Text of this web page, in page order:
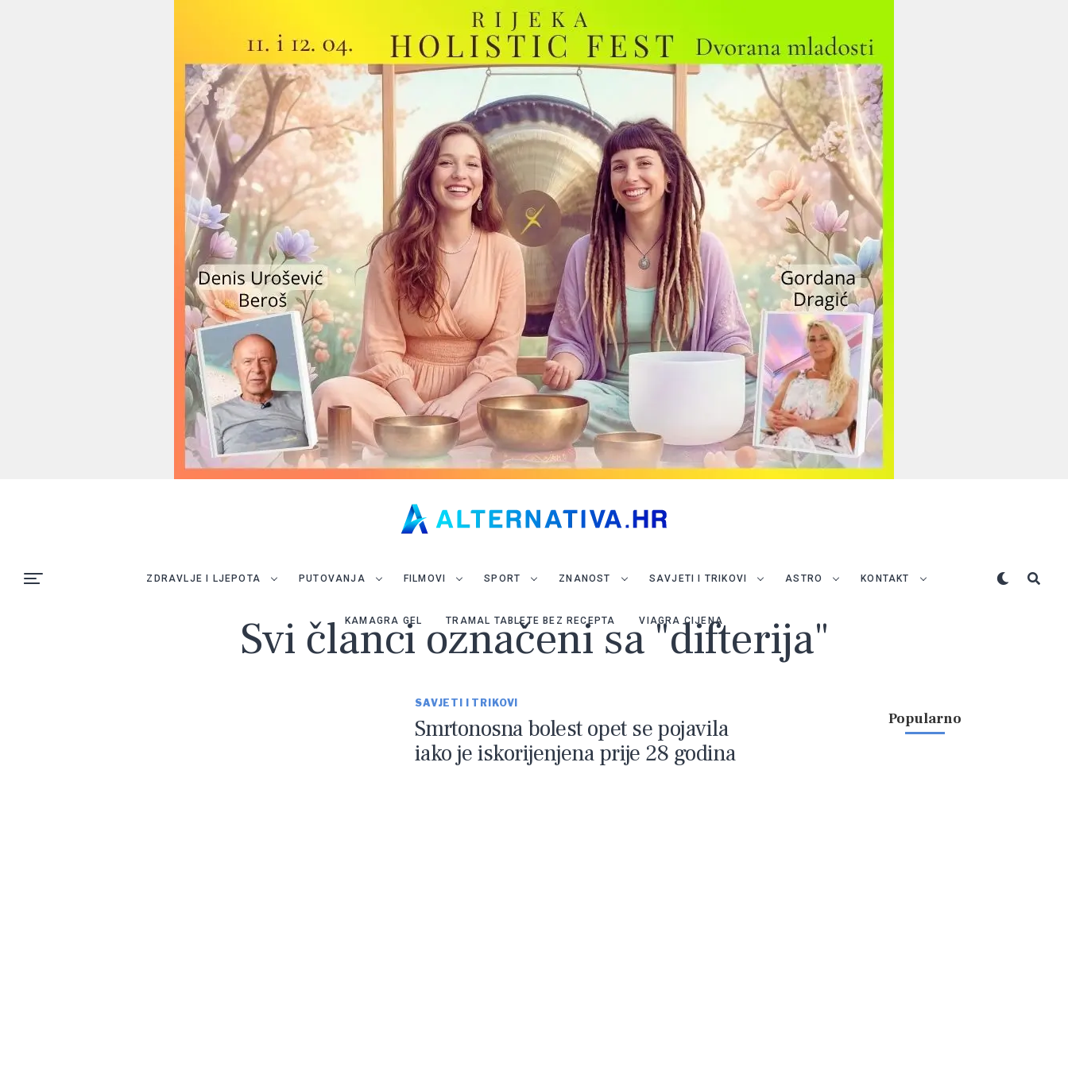
ZDRAVLJE I LJEPOTA PUTOVANJA FILMOVI SPORT ZNANOST SAVJETI I TRIKOVI ASTRO KONTAKT
KAMAGRA GEL TRAMAL TABLETE BEZ RECEPTA VIAGRA CIJENA
Svi članci označeni sa "difterija"
SAVJETI I TRIKOVI
Smrtonosna bolest opet se pojavila
iako je iskorijenjena prije 28 godina
Popularno